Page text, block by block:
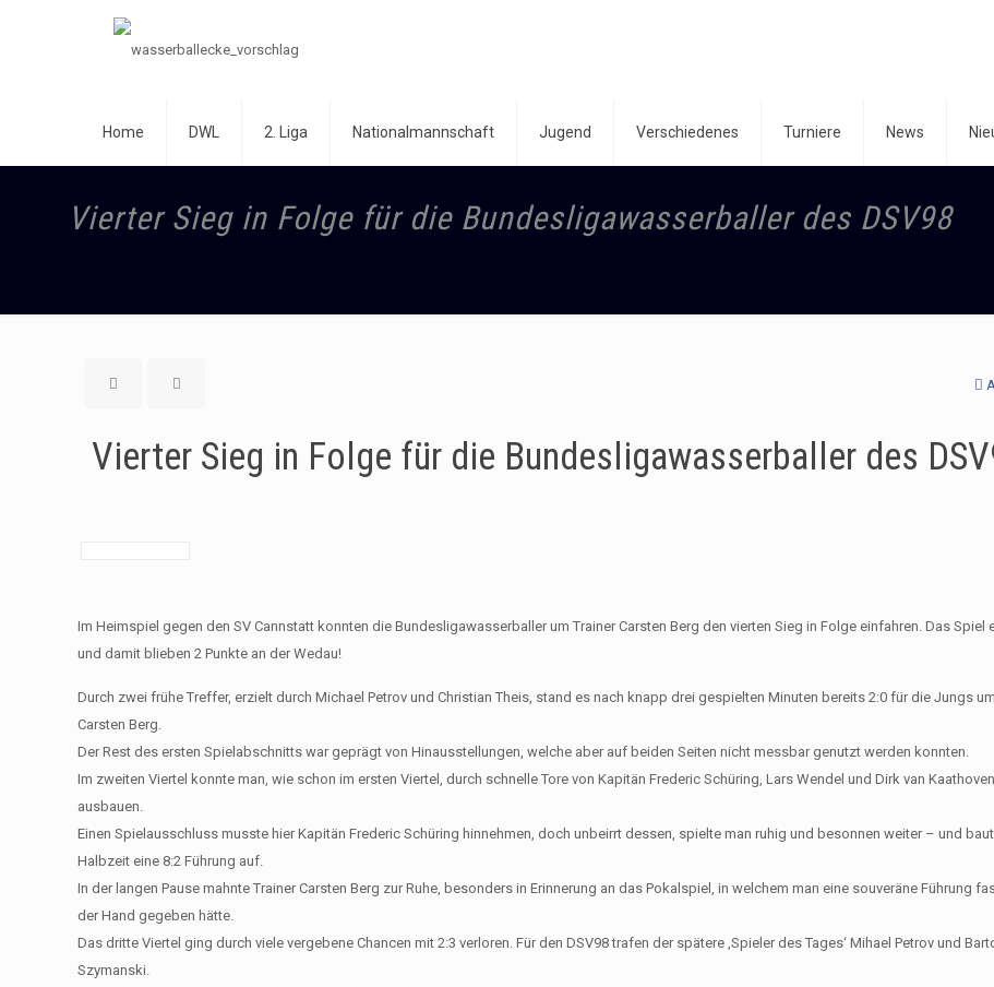
Home DWL 2. Liga Nationalmannschaft Jugend Verschiedenes Turniere News
Vierter Sieg in Folge für die Bundesligawasserballer des DSV98
Vierter Sieg in Folge für die Bundesligawasserballer des
Im Heimspiel gegen den SV Cannstatt konnten die Bundesligawasserballer um Trainer Carsten Berg den vierten Sieg in Folge einfahren. Das Spiel
und damit blieben 2 Punkte an der Wedau!
Durch zwei frühe Treffer, erzielt durch Michael Petrov und Christian Theis, stand es nach knapp drei gespielten Minuten bereits 2:0 für die Jungs
Carsten Berg.
Der Rest des ersten Spielabschnitts war geprägt von Hinausstellungen, welche aber auf beiden Seiten nicht messbar genutzt werden konnten.
Im zweiten Viertel konnte man, wie schon im ersten Viertel, durch schnelle Tore von Kapitän Frederic Schüring, Lars Wendel und Dirk van
ausbauen.
Einen Spielausschluss musste hier Kapitän Frederic Schüring hinnehmen, doch unbeirrt dessen, spielte man ruhig und besonnen weiter – und
Halbzeit eine 8:2 Führung auf.
In der langen Pause mahnte Trainer Carsten Berg zur Ruhe, besonders in Erinnerung an das Pokalspiel, in welchem man eine souveräne Führung
der Hand gegeben hätte.
Das dritte Viertel ging durch viele vergebene Chancen mit 2:3 verloren. Für den DSV98 trafen der spätere ‚Spieler des Tages‘ Mihael Petrov und
Szymanski.